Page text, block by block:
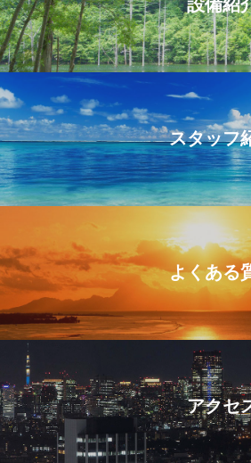
設備紹
スタッフ
よくある
アクセ